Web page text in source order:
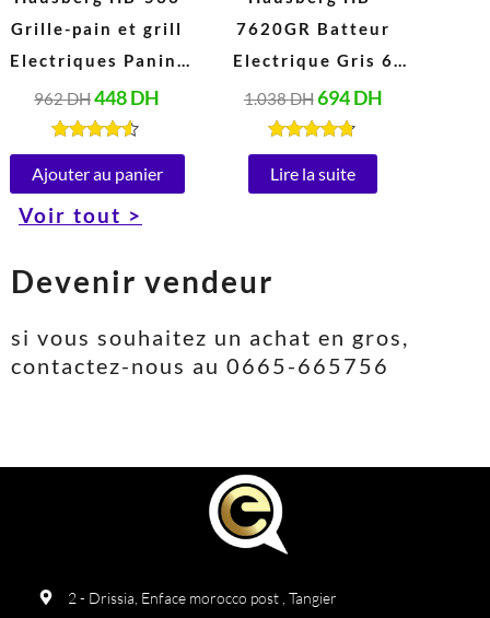
Grille-pain et grill
Electriques Panini
en acier Inoxydable
Peut ouvrir à 180°
(1850-2200W, 220-
240V)
962DH448DH
Note
4.40
sur 5
Ajouter au panier
7620GR Batteur
Electrique Gris 6
Vitesses 5 Litres
(1000W)
1.038DH694DH
Note
4.67
Lire la suite
Voir tout >
Devenir vendeur
si vous souhaitez un achat en gros,
contactez-nous au 0665-665756
2 - Drissia, Enface morocco post , Tangier